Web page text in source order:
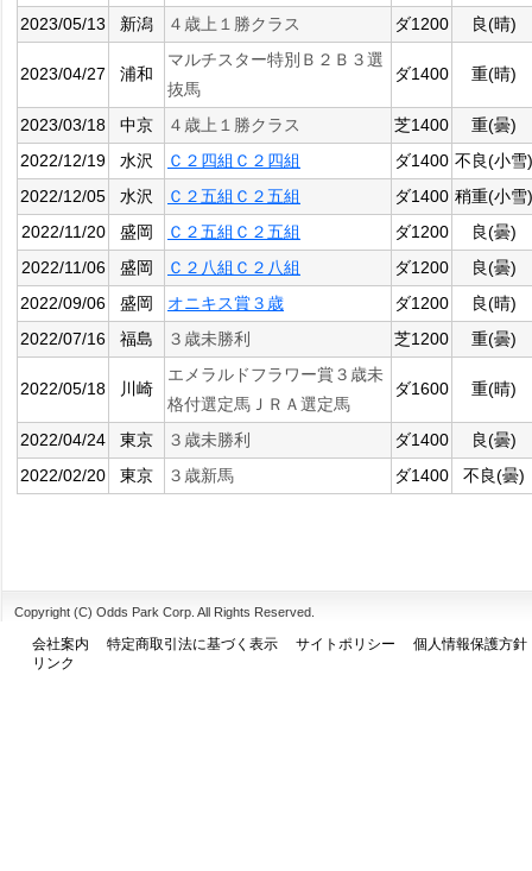
2023/05/13 新潟 ４歳上１勝クラス ダ1200 良(晴)
2023/04/27 浦和
マルチスター特別Ｂ２Ｂ３選
抜馬
ダ1400 重(晴)
2023/03/18 中京 ４歳上１勝クラス 芝1400
重(曇)
2022/12/19
水沢 Ｃ２四組Ｃ２四組 ダ1400 不良(小雪)
2022/12/05
水沢 Ｃ２五組Ｃ２五組 ダ1400 稍重(小雪)
2022/11/20
盛岡 Ｃ２五組Ｃ２五組 ダ1200
良(曇)
2022/11/06
盛岡 Ｃ２八組Ｃ２八組 ダ1200
良(曇)
2022/09/06
盛岡 オニキス賞３歳 ダ1200
良(晴)
2022/07/16
福島 ３歳未勝利 芝1200 重(曇)
2022/05/18 川崎
エメラルドフラワー賞３歳未
格付選定馬ＪＲＡ選定馬
ダ1600 重(晴)
2022/04/24 東京 ３歳未勝利 ダ1400
良(曇)
2022/02/20
東京 ３歳新馬 ダ1400 不良(曇)
Copyright (C) Odds Park Corp. All Rights Reserved.
会社案内 特定商取引法に基づく表示 サイトポリシー
個人情報保護方針
リンク